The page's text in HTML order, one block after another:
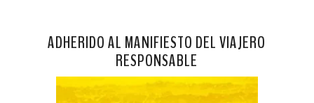
ADHERIDO AL MANIFIESTO DEL VIAJERO
RESPONSABLE